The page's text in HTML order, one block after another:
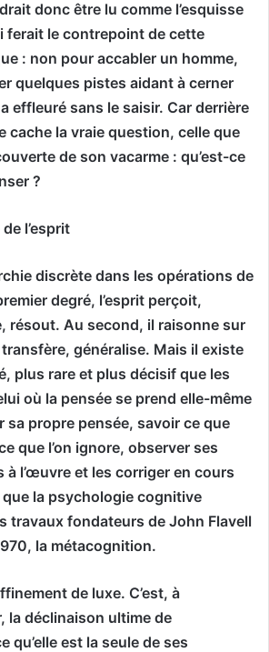
donc être lu comme l’esquisse
ferait le contrepoint de cette
: non pour accabler un homme,
quelques pistes aidant à cerner
effleuré sans le saisir. Car derrière
cache la vraie question, celle que
de son vacarme : qu’est-ce
?
l’esprit
discrète dans les opérations de
degré, l’esprit perçoit,
résout. Au second, il raisonne sur
généralise. Mais il existe
plus rare et plus décisif que les
où la pensée se prend elle-même
sa propre pensée, savoir ce que
que l’on ignore, observer ses
à l’œuvre et les corriger en cours
la psychologie cognitive
travaux fondateurs de John Flavell
la métacognition.
de luxe. C’est, à
la déclinaison ultime de
qu’elle est la seule de ses